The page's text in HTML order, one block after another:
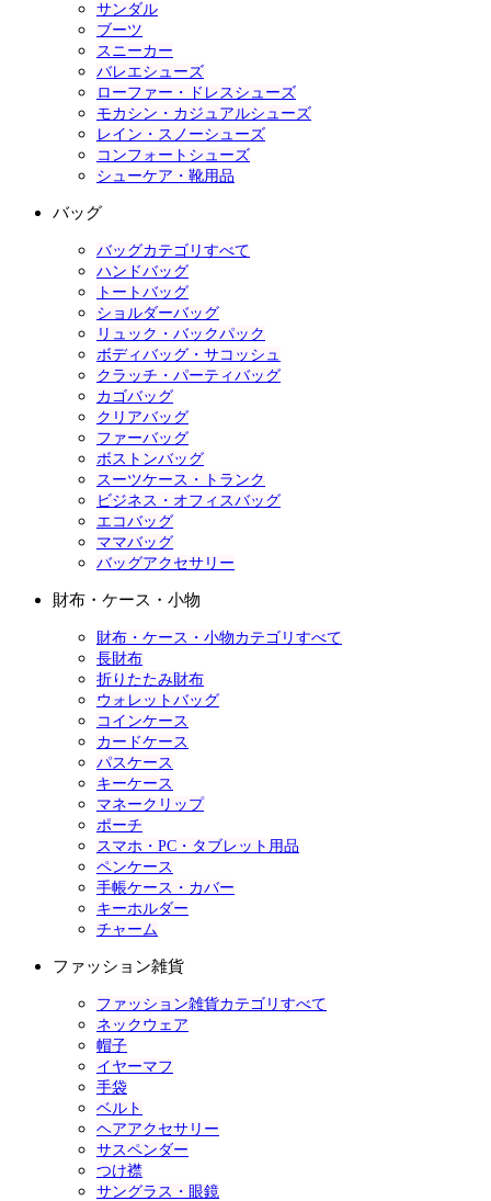
サンダル
ブーツ
スニーカー
バレエシューズ
ローファー・ドレスシューズ
モカシン・カジュアルシューズ
レイン・スノーシューズ
コンフォートシューズ
シューケア・靴用品
バッグ
バッグカテゴリすべて
ハンドバッグ
トートバッグ
ショルダーバッグ
リュック・バックパック
ボディバッグ・サコッシュ
クラッチ・パーティバッグ
カゴバッグ
クリアバッグ
ファーバッグ
ボストンバッグ
スーツケース・トランク
ビジネス・オフィスバッグ
エコバッグ
ママバッグ
バッグアクセサリー
財布・ケース・小物
財布・ケース・小物カテゴリすべて
長財布
折りたたみ財布
ウォレットバッグ
コインケース
カードケース
パスケース
キーケース
マネークリップ
ポーチ
スマホ・PC・タブレット用品
ペンケース
手帳ケース・カバー
キーホルダー
チャーム
ファッション雑貨
ファッション雑貨カテゴリすべて
ネックウェア
帽子
イヤーマフ
手袋
ベルト
ヘアアクセサリー
サスペンダー
つけ襟
サングラス・眼鏡